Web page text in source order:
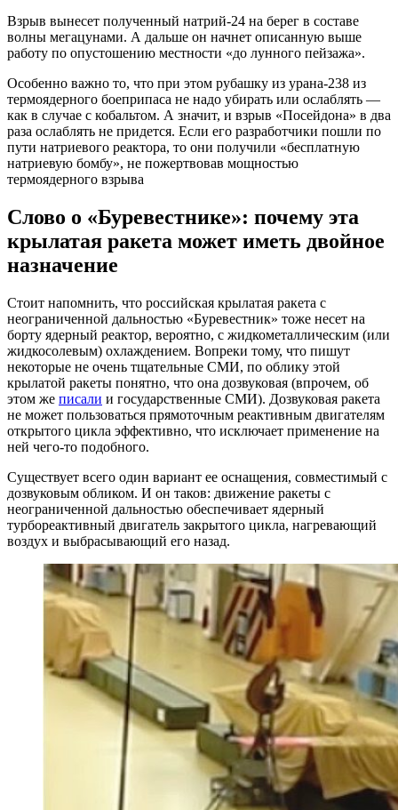
Взрыв вынесет полученный натрий-24 на берег в составе
волны мегацунами. А дальше он начнет описанную выше
работу по опустошению местности «до лунного пейзажа».
Особенно важно то, что при этом рубашку из урана-238 из
термоядерного боеприпаса не надо убирать или ослаблять —
как в случае с кобальтом. А значит, и взрыв «Посейдона» в два
раза ослаблять не придется. Если его разработчики пошли по
пути натриевого реактора, то они получили «бесплатную
натриевую бомбу», не пожертвовав мощностью
термоядерного взрыва
Слово о «Буревестнике»: почему эта
крылатая ракета может иметь двойное
назначение
Стоит напомнить, что российская крылатая ракета с
неограниченной дальностью «Буревестник» тоже несет на
борту ядерный реактор, вероятно, с жидкометаллическим (или
жидкосолевым) охлаждением. Вопреки тому, что пишут
некоторые не очень тщательные СМИ, по облику этой
крылатой ракеты понятно, что она дозвуковая (впрочем, об
этом же писали и государственные СМИ). Дозвуковая ракета
не может пользоваться прямоточным реактивным двигателям
открытого цикла эффективно, что исключает применение на
ней чего-то подобного.
Существует всего один вариант ее оснащения, совместимый с
дозвуковым обликом. И он таков: движение ракеты с
неограниченной дальностью обеспечивает ядерный
турбореактивный двигатель закрытого цикла, нагревающий
воздух и выбрасывающий его назад.